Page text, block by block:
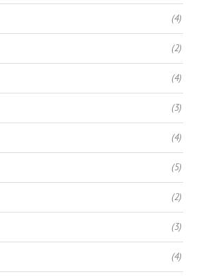
(4)
(2)
(4)
(3)
(4)
(5)
(2)
(3)
(4)